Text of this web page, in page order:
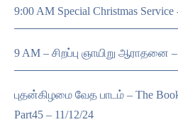
9:00 AM Special Christmas Service
9 AM – சிறப்பு ஞாயிறு ஆராதனை –
புதன்கிழமை வேத பாடம் – The
Part45 – 11/12/24